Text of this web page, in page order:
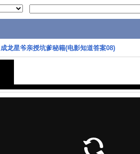
成龙星爷亲授坑爹秘籍(电影知道答案08)